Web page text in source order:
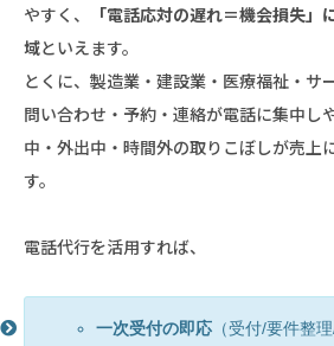
やすく、
「電話応対の遅れ＝機会損失
域といえます。
とくに、製造業・建設業・医療福祉・サ
問い合わせ・予約・連絡が電話に集中し
中・外出中・時間外の取りこぼしが売上
す。
電話代行を活用すれば、
一次受付の即応 （受付/要件整